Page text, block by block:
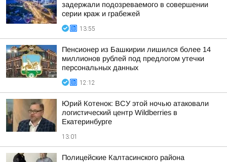
задержали подозреваемого в совершении
серии краж и грабежей
13:55
Пенсионер из Башкирии лишился более 14
миллионов рублей под предлогом утечки
персональных данных
12:12
Юрий Котенок: ВСУ этой ночью атаковали
логистический центр Wildberries в
Екатеринбурге
13:01
Полицейские Калтасинского района